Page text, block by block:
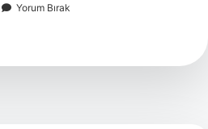
Yorum Bırak